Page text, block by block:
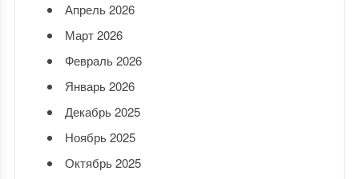
Апрель 2026
Март 2026
Февраль 2026
Январь 2026
Декабрь 2025
Ноябрь 2025
Октябрь 2025